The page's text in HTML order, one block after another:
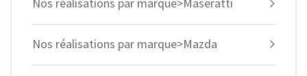
Nos réalisations par marque>Mazda